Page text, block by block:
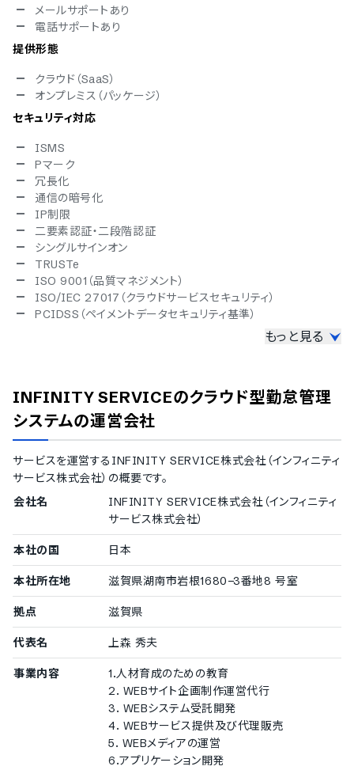
メールサポートあり
電話サポートあり
提供形態
クラウド（SaaS）
オンプレミス（パッケージ）
セキュリティ対応
ISMS
Pマーク
冗長化
通信の暗号化
IP制限
二要素認証・二段階認証
シングルサインオン
TRUSTe
ISO 9001（品質マネジメント）
ISO/IEC 27017（クラウドサービスセキュリティ）
PCIDSS（ペイメントデータセキュリティ基準）
韓国語
スペイン語
ベトナム語
IT導入補助金
IT導入補助金対象
スマホアプリ（iOS）対応
スマホアプリ（Android）対応
モバイルブラウザ（スマホブラウザ）対応
タブレット対応
もっと見る
INFINITY SERVICEのクラウド型勤怠管理
システムの運営会社
サービスを運営する INFINITY SERVICE株式会社（インフィニティ
サービス株式会社） の概要です。
会社名
INFINITY SERVICE株式会社（インフィニティ
サービス株式会社）
本社の国 日本
本社所在地 滋賀県湖南市岩根1680−3番地8 号室
拠点 滋賀県
代表名 上森 秀夫
事業内容
1.人材育成のための教育
2. WEBサイト企画制作運営代行
3. WEBシステム受託開発
4. WEBサービス提供及び代理販売
5. WEBメディアの運営
6.アプリケーション開発